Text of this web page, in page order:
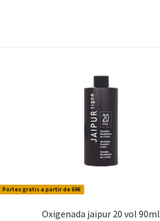
Portes gratis a partir de 69€
Oxigenada jaipur 20 vol 90ml